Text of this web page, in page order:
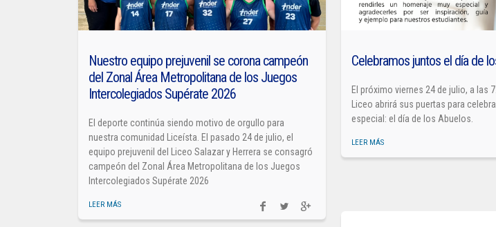
Nuestro equipo prejuvenil se corona campeón
del Zonal Área Metropolitana de los Juegos
Intercolegiados Supérate 2026
El deporte continúa siendo motivo de orgullo para
nuestra comunidad Liceísta. El pasado 24 de julio, el
equipo prejuvenil del Liceo Salazar y Herrera se consagró
campeón del Zonal Área Metropolitana de los Juegos
Intercolegiados Supérate 2026
LEER MÁS
Celebramos juntos el día de
El próximo viernes 24 de julio, a las
Liceo abrirá sus puertas para
especial: el día de los Abuelos.
LEER MÁS